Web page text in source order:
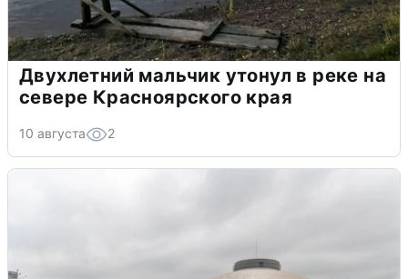
Двухлетний мальчик утонул в реке на
севере Красноярского края
10 августа 2